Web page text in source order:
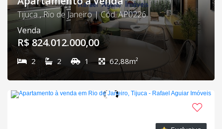
Tijuca , Rio de Janeiro | Cód. AP0226
Venda
R$ 824.012.000,00
2 2 1 62,88m²